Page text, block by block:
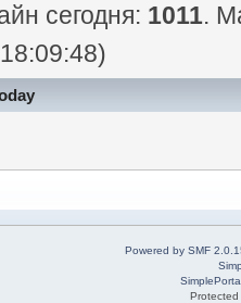
сегодня: 1011.
Powered by SMF